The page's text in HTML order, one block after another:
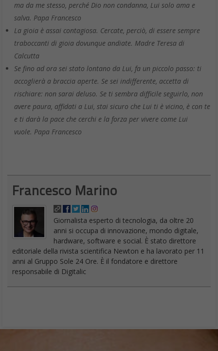
ma da me stesso, perché Dio non condanna, Lui solo ama e
salva. Papa Francesco
La gioia è assai contagiosa. Cercate, perciò, di essere sempre
traboccanti di gioia dovunque andiate. Madre Teresa di
Calcutta
Se fino ad ora sei stato lontano da Lui, fa un piccolo passo: ti
accoglierà a braccia aperte. Se sei indifferente, accetta di
rischiare: non sarai deluso. Se ti sembra difficile seguirlo, non
avere paura, affidati a Lui, stai sicuro che Lui ti è vicino, è con te
e ti darà la pace che cerchi e la forza per vivere come Lui
vuole. Papa Francesco
Francesco Marino
Giornalista esperto di tecnologia, da oltre 20
anni si occupa di innovazione, mondo digitale,
hardware, software e social. È stato direttore
editoriale della rivista scientifica Newton e ha lavorato per 11
anni al Gruppo Sole 24 Ore. È il fondatore e direttore
responsabile di Digitalic